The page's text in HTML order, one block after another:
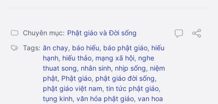
Chuyên mục: Phật giáo và Đời sống
Tags: ăn chay, báo hiếu, báo phật giáo, hiếu
hạnh, hiếu thảo, mạng xã hội, nghe
thuat song, nhân sinh, nhịp sống, niệm
phật, Phật giáo, phật giáo đời sống,
phật giáo việt nam, tin tức phật giáo,
tụng kinh, văn hóa phật giáo, van hoa